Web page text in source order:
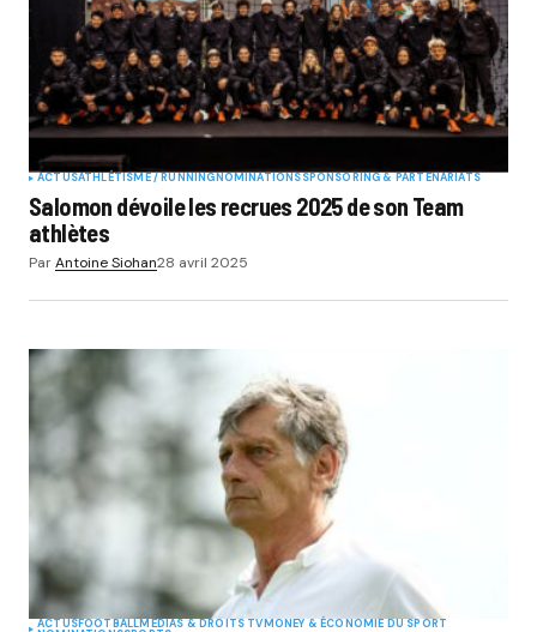
ACTUSATHLÉTISME / RUNNINGNOMINATIONSSPONSORING & PARTENARIATS
Salomon dévoile les recrues 2025 de son Team
athlètes
ParAntoine Siohan28 avril 2025
ACTUSFOOTBALLMÉDIAS & DROITS TVMONEY & ÉCONOMIE DU SPORT